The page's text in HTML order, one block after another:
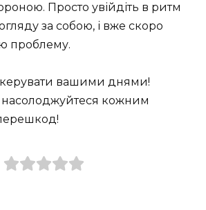
Просто увійдіть в ритм
за собою, і вже скоро
проблему.
вашими днями!
насолоджуйтеся кожним